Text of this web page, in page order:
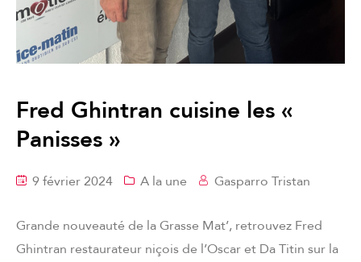
Fred Ghintran cuisine les «
Panisses »
9 février 2024 A la une Gasparro Tristan
Grande nouveauté de la Grasse Mat’, retrouvez Fred
Ghintran restaurateur niçois de l’Oscar et Da Titin sur la